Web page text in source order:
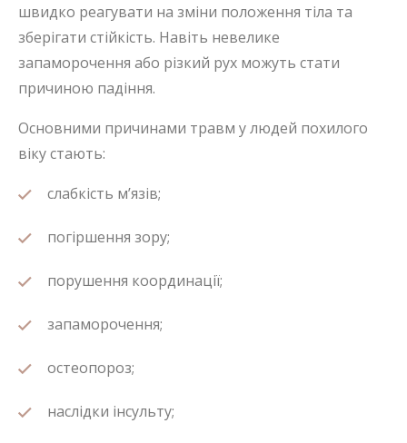
швидко реагувати на зміни положення тіла та
зберігати стійкість. Навіть невелике
запаморочення або різкий рух можуть стати
причиною падіння.
Основними причинами травм у людей похилого
віку стають:
слабкість м’язів;
погіршення зору;
порушення координації;
запаморочення;
остеопороз;
наслідки інсульту;